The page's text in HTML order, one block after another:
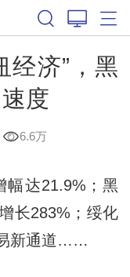
经济”，黑
度
6.6万
达21.9%；黑
长283%；绥化
新通道……